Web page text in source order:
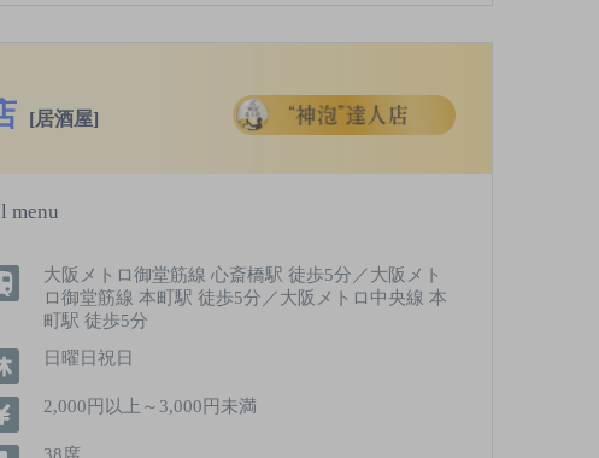
[居酒屋]
menu
大阪メトロ御堂筋線 心斎橋駅 徒歩5分／大阪メト
ロ御堂筋線 本町駅 徒歩5分／大阪メトロ中央線 本
町駅 徒歩5分
日曜日祝日
2,000円以上～3,000円未満